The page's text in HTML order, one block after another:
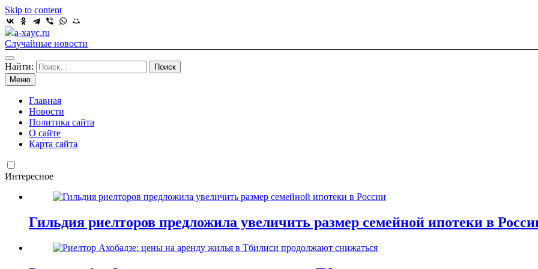
Skip to content
a-xayc.ru
Случайные новости
Найти:
Меню
Главная
Новости
Политика сайта
О сайте
Карта сайта
Интересное
Гильдия риелторов предложила увеличить размер семейной ипотеки в